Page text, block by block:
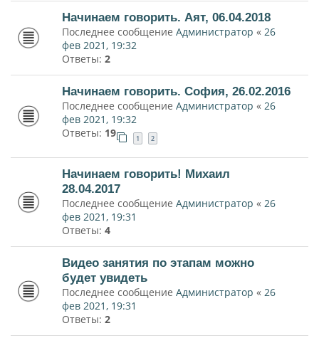
Начинаем говорить. Аят, 06.04.2018
Последнее сообщение Администратор « 26
фев 2021, 19:32
Ответы: 2
Начинаем говорить. София, 26.02.2016
Последнее сообщение Администратор « 26
фев 2021, 19:32
Ответы: 19 1 2
Начинаем говорить! Михаил
28.04.2017
Последнее сообщение Администратор « 26
фев 2021, 19:31
Ответы: 4
Видео занятия по этапам можно
будет увидеть
Последнее сообщение Администратор « 26
фев 2021, 19:31
Ответы: 2